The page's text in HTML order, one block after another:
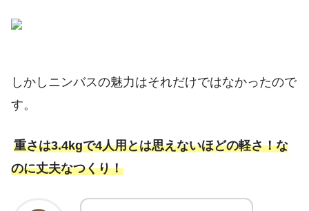
しかしニンバスの魅力はそれだけではなかったので
す。
重さは3.4kgで4人用とは思えないほどの軽さ！な
のに丈夫なつくり！